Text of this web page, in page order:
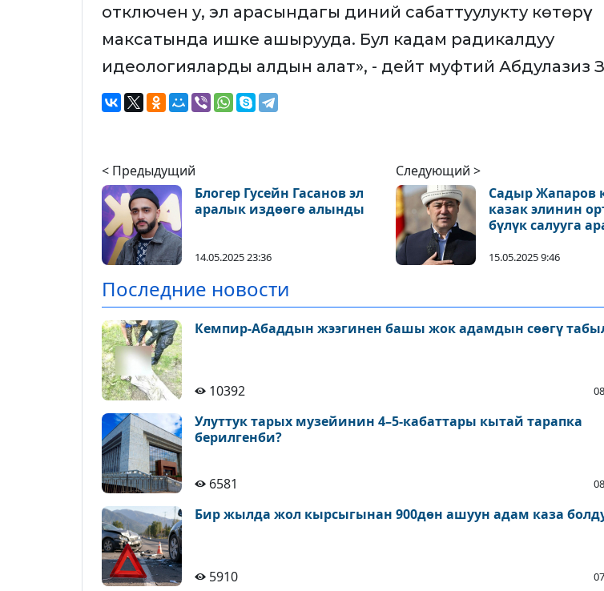
отключен у, эл арасындагы диний сабаттуулукту көтөрүү
максатында ишке ашырууда. Бул кадам радикалдуу
идеологияларды алдын алат», - дейт муфтий Абдулазиз
< Предыдущий
Блогер Гусейн Гасанов эл
аралык издөөгө алынды
14.05.2025 23:36
Следующий >
Садыр Жапаров
казак элинин
бүлүк салууга
билдирүү жасады
15.05.2025 9:46
Последние новости
Кемпир-Абаддын жээгинен башы жок адамдын сөөгү
10392
Улуттук тарых музейинин 4–5-кабаттары кытай тарапка
берилгенби?
6581
Бир жылда жол кырсыгынан 900дөн ашуун адам каза
5910